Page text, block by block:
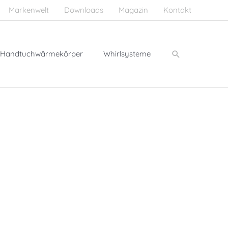
Markenwelt Downloads Magazin Kontakt
Handtuchwärmekörper Whirlsysteme Suchen